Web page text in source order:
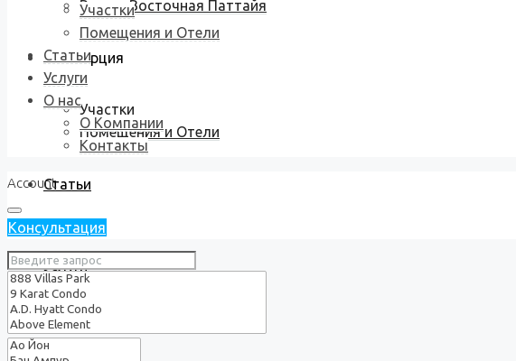
Виллы Восточная Паттайя
Коммерция
Участки
Помещения и Отели
Статьи
Услуги
О нас
Участки
Помещения и Отели
Статьи
Услуги
О нас
О Компании
Контакты
Account
Консультация